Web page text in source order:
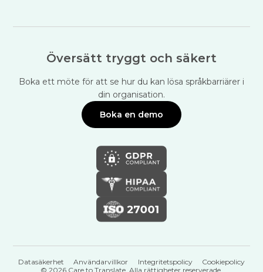
Översätt tryggt och säkert
Boka ett möte för att se hur du kan lösa språkbarriärer i
din organisation.
Boka en demo
Datasäkerhet Användarvillkor Integritetspolicy
Cookiepolicy
© 2026 Care to Translate. Alla rättigheter reserverade.